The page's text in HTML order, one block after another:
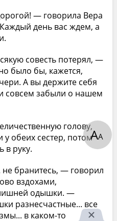
— говорила Вера
день вас ждем, а
совесть потерял, —
было бы, кажется,
А вы держите себя
совсем забыли о нашем
голову,
обеих сестер, потом
в руку.
бранитесь, — говорил
вздохами,
одышки. —
разнесчастные... все
в каком-то
АА